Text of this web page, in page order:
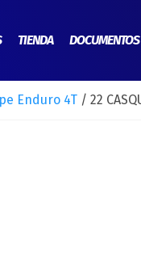
TIENDA DOCUMENTOS
Enduro 4T / 22